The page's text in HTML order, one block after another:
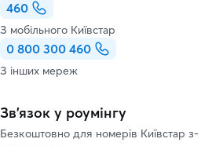
460
З мобільного Київстар
0 800 300 460
З інших мереж
Зв’язок у роумінгу
Безкоштовно для номерів Київстар з-